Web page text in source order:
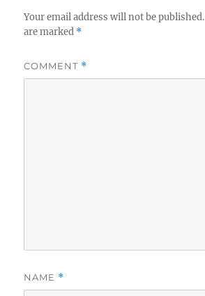
Your email address will not be published.
are marked *
COMMENT *
NAME *